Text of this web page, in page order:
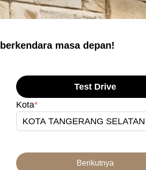
masa depan!
Test Drive
Kota*
KOTA TANGERANG SELATAN
Berikutnya